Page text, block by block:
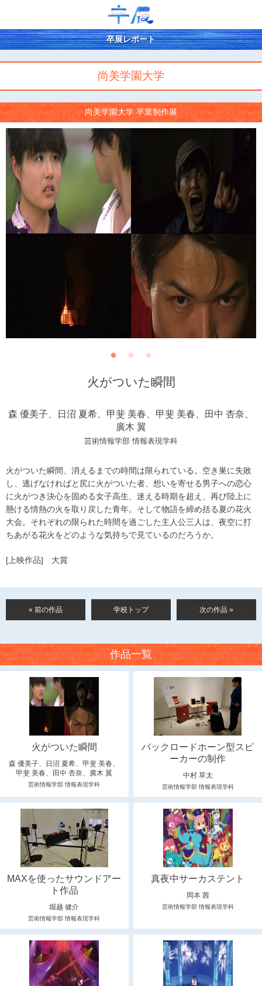
卒展レポート
尚美学園大学
尚美学園大学 卒業制作展
火がついた瞬間
森 優美子、日沼 夏希、甲斐 美春、甲斐 美春、田中 杏奈、
廣木 翼
芸術情報学部 情報表現学科
火がついた瞬間、消えるまでの時間は限られている。空き巣に失敗
し、逃げなければと尻に火がついた者、想いを寄せる男子への恋心
に火がつき決心を固める女子高生、迷える時期を超え、再び陸上に
懸ける情熱の火を取り戻した青年。そして物語を締め括る夏の花火
大会。それぞれの限られた時間を過ごした主人公三人は、夜空に打
ちあがる花火をどのような気持ちで見ているのだろうか。
[上映作品] 大賞
« 前の作品 学校トップ 次の作品 »
作品一覧
火がついた瞬間
森 優美子、日沼 夏希、甲斐 美春、
甲斐 美春、田中 杏奈、廣木 翼
芸術情報学部 情報表現学科
バックロードホーン型スピ
ーカーの制作
中村 草太
芸術情報学部 情報表現学科
MAXを使ったサウンドアー
ト作品
堀越 健介
芸術情報学部 情報表現学科
真夜中サーカステント
岡本 茜
芸術情報学部 情報表現学科